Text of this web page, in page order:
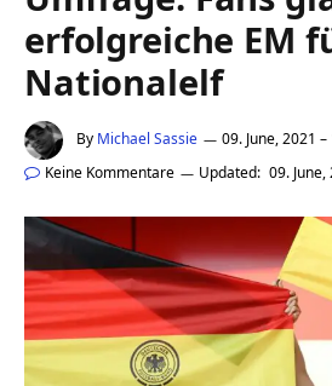
erfolgreiche EM
Nationalelf
By Michael Sassie
09. June, 2021 –
Keine Kommentare
Updated: 09.